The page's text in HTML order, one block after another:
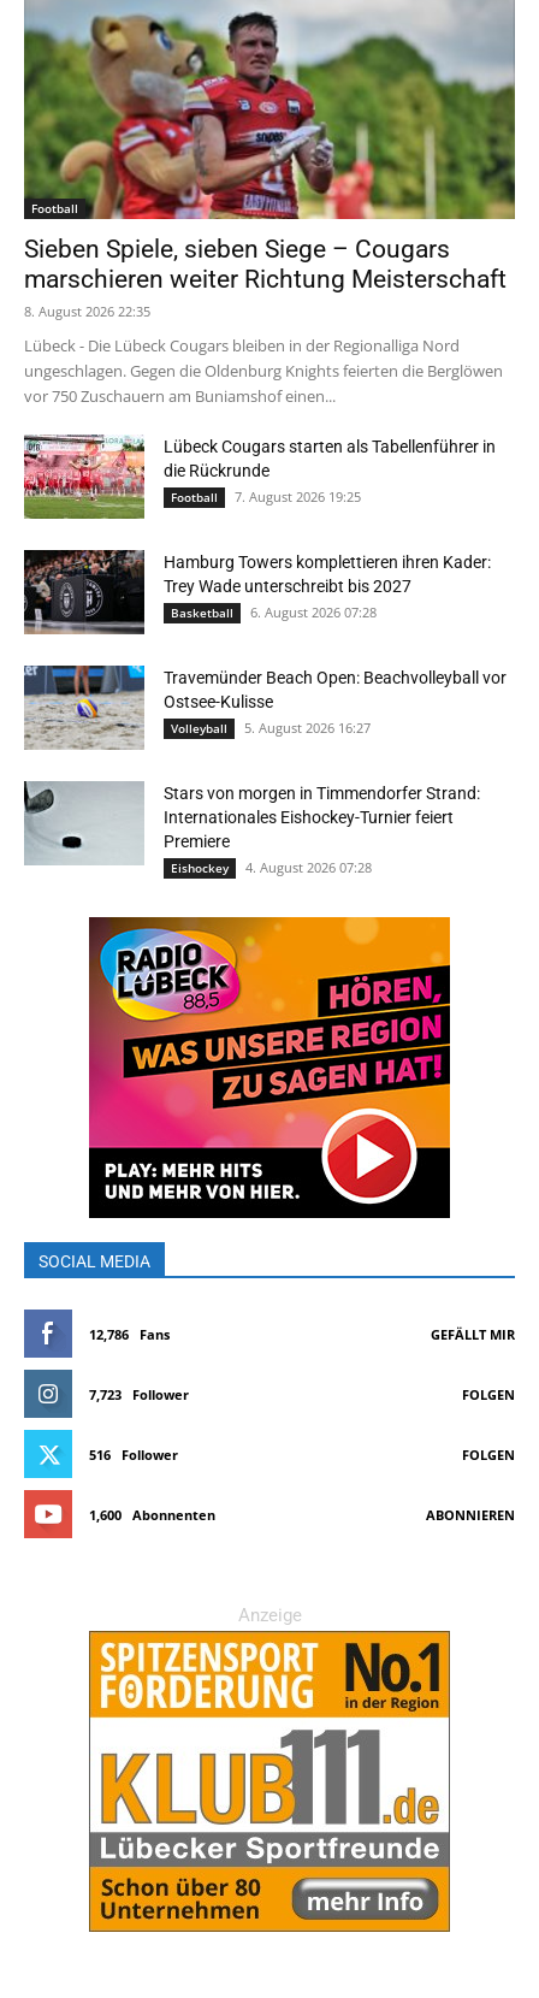
Football
Sieben Spiele, sieben Siege – Cougars
marschieren weiter Richtung Meisterschaft
8. August 2026 22:35
Lübeck - Die Lübeck Cougars bleiben in der Regionalliga Nord
ungeschlagen. Gegen die Oldenburg Knights feierten die Berglöwen
vor 750 Zuschauern am Buniamshof einen...
Lübeck Cougars starten als Tabellenführer in
die Rückrunde
Football 7. August 2026 19:25
Hamburg Towers komplettieren ihren Kader:
Trey Wade unterschreibt bis 2027
Basketball 6. August 2026 07:28
Travemünder Beach Open: Beachvolleyball vor
Ostsee-Kulisse
Volleyball 5. August 2026 16:27
Stars von morgen in Timmendorfer Strand:
Internationales Eishockey-Turnier feiert
Premiere
Eishockey 4. August 2026 07:28
SOCIAL MEDIA
12,786 Fans GEFÄLLT MIR
7,723 Follower FOLGEN
516 Follower FOLGEN
1,600 Abonnenten ABONNIEREN
Anzeige